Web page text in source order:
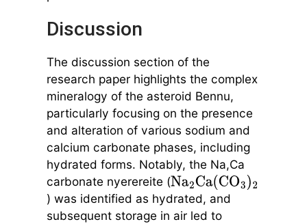
Discussion
The discussion section of the
research paper highlights the complex
mineralogy of the asteroid Bennu,
particularly focusing on the presence
and alteration of various sodium and
calcium carbonate phases, including
hydrated forms. Notably, the Na,Ca
carbonate nyerereite (Na2Ca(CO3)2
) was identified as hydrated, and
subsequent storage in air led to